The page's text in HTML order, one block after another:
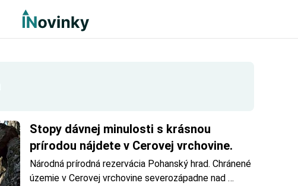
Stopy dávnej minulosti s krásnou
prírodou nájdete v Cerovej vrchovine.
Národná prírodná rezervácia Pohanský hrad. Chránené
územie v Cerovej vrchovine severozápadne nad